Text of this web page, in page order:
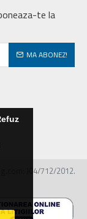
te la
MA ABONEZ!
J04/712/2012.